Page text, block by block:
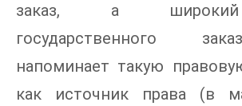
заказ, а
государственного
напоминает такую
как источник права (в